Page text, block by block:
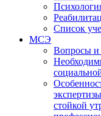
Список
МСЭ
Вопросы
стойкой